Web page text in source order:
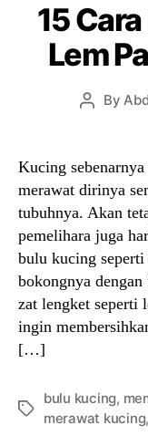
15
Lem
PostBy
Kucing
merawat dirinya
tubuhnya. Akan
pemelihara juga
bulu kucing
bokongnya
zat lengket seperti
ingin
[…]
Tags
bulu kucing,
merawat kucing,